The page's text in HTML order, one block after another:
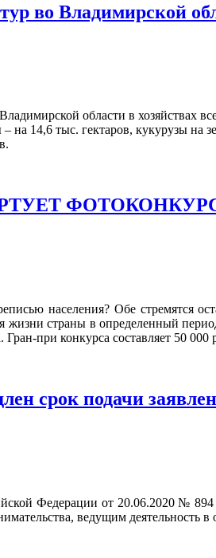
во Владимирской
области в хозяйствах
14,6 тыс. гектаров, кукурузы на
населения? Обе стремятся
жизни страны в определенный
при конкурса составляет 50 000
срок подачи
Федерации от 20.06.2020 №
ведущим деятельность